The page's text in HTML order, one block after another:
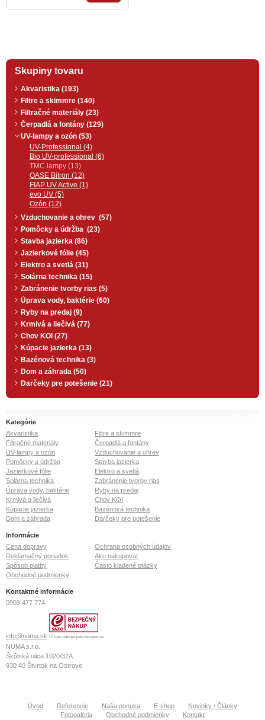
Skupiny tovaru
Akvaristika (193)
Filtre a skimmre (140)
Filtračné materiály (23)
Čerpadlá a fontány (129)
UV-lampy a ozón (53)
UV-Professional (4)
Bio UV-professional (6)
TMC lampy (13)
OASE Bitron (12)
FIAP UV Active (1)
evo UV (5)
Ozón (12)
Vzduchovanie a ohrev (57)
Pomôcky a údržba (23)
Stavba jazierka (86)
Jazierkové fólie (45)
Elektro a svetlá (31)
Solárna technika (15)
Zabránenie tvorby rias (5)
Úprava vody, baktérie (60)
Ryby na predaj (9)
Krmivá a liečivá (77)
Chov KOI (27)
Kúpacie jazierka (13)
Bazénová technika (3)
Dom a záhrada (50)
Darčeky pre potešenie (21)
Kategórie
Akvaristika
Filtre a skimmre
Filtračné materiály
Čerpadlá a fontány
UV-lampy a ozón
Vzduchovanie a ohrev
Pomôcky a údržba
Stavba jazierka
Jazierkové fólie
Elektro a svetlá
Solárna technika
Zabránenie tvorby rias
Úprava vody, baktérie
Ryby na predaj
Krmivá a liečivá
Chov KOI
Kúpacie jazierka
Bazénová technika
Dom a záhrada
Darčeky pre potešenie
Informácie
Cena dopravy
Ochrana osobných údajov
Reklamačný poriadok
Ako nakupovať
Spôsob platby
Často kladené otázky
Obchodné podmienky
Kontaktné informácie
0903 477 774
info@numa.sk U nás nakupujete bezpečne
NUMA s.r.o.
Škôlská ulica 1020/32A
930 40 Štvrtok na Ostrove
Tatrabanka IBAN: SK26 1100 0000 0026 2113 6073
Úvod Referencie Naša ponuka E-shop
Novinky / Články
Fotogaléria
Obchodné podmienky Kontakt